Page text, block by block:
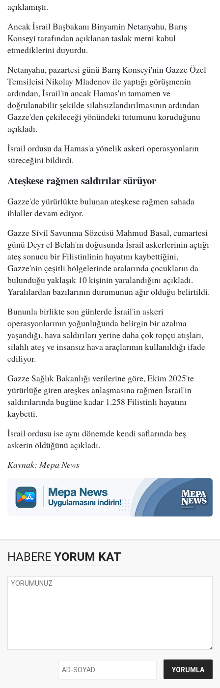
açıklamıştı.
Ancak İsrail Başbakanı Binyamin Netanyahu, Barış
Konseyi tarafından açıklanan taslak metni kabul
etmediklerini duyurdu.
Netanyahu, pazartesi günü Barış Konseyi'nin Gazze Özel
Temsilcisi Nikolay Mladenov ile yaptığı görüşmenin
ardından, İsrail'in ancak Hamas'ın tamamen ve
doğrulanabilir şekilde silahsızlandırılmasının ardından
Gazze'den çekileceği yönündeki tutumunu koruduğunu
açıkladı.
İsrail ordusu da Hamas'a yönelik askeri operasyonların
süreceğini bildirdi.
Ateşkese rağmen saldırılar sürüyor
Gazze'de yürürlükte bulunan ateşkese rağmen sahada
ihlaller devam ediyor.
Gazze Sivil Savunma Sözcüsü Mahmud Basal, cumartesi
günü Deyr el Belah'ın doğusunda İsrail askerlerinin açtığı
ateş sonucu bir Filistinlinin hayatını kaybettiğini,
Gazze'nin çeşitli bölgelerinde aralarında çocukların da
bulunduğu yaklaşık 10 kişinin yaralandığını açıkladı.
Yaralılardan bazılarının durumunun ağır olduğu belirtildi.
Bununla birlikte son günlerde İsrail'in askeri
operasyonlarının yoğunluğunda belirgin bir azalma
yaşandığı, hava saldırıları yerine daha çok topçu atışları,
silahlı ateş ve insansız hava araçlarının kullanıldığı ifade
ediliyor.
Gazze Sağlık Bakanlığı verilerine göre, Ekim 2025'te
yürürlüğe giren ateşkes anlaşmasına rağmen İsrail'in
saldırılarında bugüne kadar 1.258 Filistinli hayatını
kaybetti.
İsrail ordusu ise aynı dönemde kendi saflarında beş
askerin öldüğünü açıkladı.
Kaynak: Mepa News
HABERE YORUM KAT